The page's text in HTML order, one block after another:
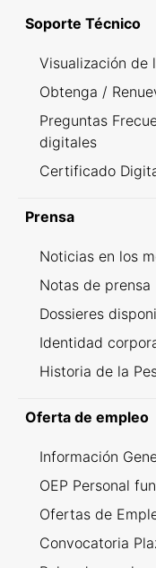
Soporte Técnico
Visualización de
Obtenga /
Preguntas
digitales
Certificado
Prensa
Noticias en los
Notas de prensa
Dossieres
Identidad
Historia de la
Oferta de empleo
Información
OEP Personal
Ofertas de
Convocatoria